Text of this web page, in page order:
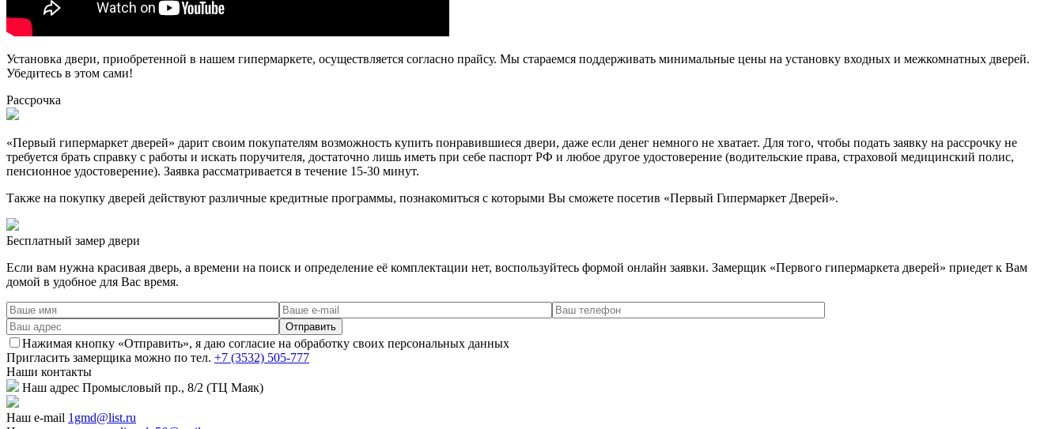
Установка двери, приобретенной в нашем гипермаркете, осуществляется согласно прайсу. Мы стараемся поддерживать минимальные цены на установку входных и межкомнатных дверей.
Убедитесь в этом сами!
Рассрочка
«Первый гипермаркет дверей» дарит своим покупателям возможность купить понравившиеся двери, даже если денег немного не хватает. Для того, чтобы подать заявку на рассрочку не
требуется брать справку с работы и искать поручителя, достаточно лишь иметь при себе паспорт РФ и любое другое удостоверение (водительские права, страховой медицинский полис,
пенсионное удостоверение). Заявка рассматривается в течение 15-30 минут.
Также на покупку дверей действуют различные кредитные программы, познакомиться с которыми Вы сможете посетив «Первый Гипермаркет Дверей».
Бесплатный замер двери
Если вам нужна красивая дверь, а времени на поиск и определение её комплектации нет, воспользуйтесь формой онлайн заявки. Замерщик «Первого гипермаркета дверей» приедет к Вам
домой в удобное для Вас время.
Нажимая кнопку «Отправить», я даю согласие на обработку своих персональных данных
Пригласить замерщика можно по тел. +7 (3532) 505-777
Наши контакты
Наш адрес Промысловый пр., 8/2 (ТЦ Маяк)
Наш e-mail 1gmd@list.ru